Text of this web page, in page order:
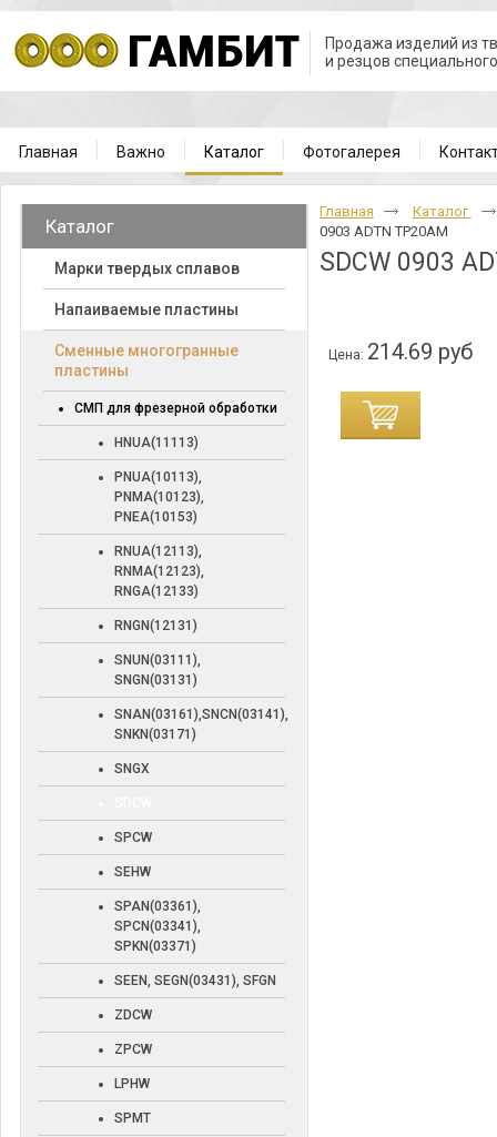
Продажа изделий из
и резцов
Главная Важно Каталог Фотогалерея
Каталог
Марки твердых сплавов
Напаиваемые пластины
Cменные многогранные
пластины
СМП для фрезерной обработки
HNUA(11113)
PNUA(10113),
PNMA(10123),
PNEA(10153)
RNUA(12113),
RNMA(12123),
RNGA(12133)
RNGN(12131)
SNUN(03111),
SNGN(03131)
SNAN(03161),SNCN(03141),
SNKN(03171)
SNGX
SPCW
SEHW
SPAN(03361),
SPCN(03341),
SPKN(03371)
SEEN, SEGN(03431), SFGN
ZDCW
ZPCW
LPHW
SPMT
Главная
Каталог
0903 ADTN TP20AM
SDCW 0903
Цена: 214.69 руб